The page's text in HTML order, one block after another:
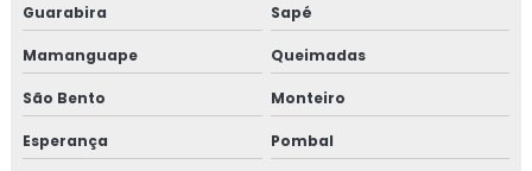
Guarabira Sapé
Mamanguape Queimadas
São Bento Monteiro
Esperança Pombal